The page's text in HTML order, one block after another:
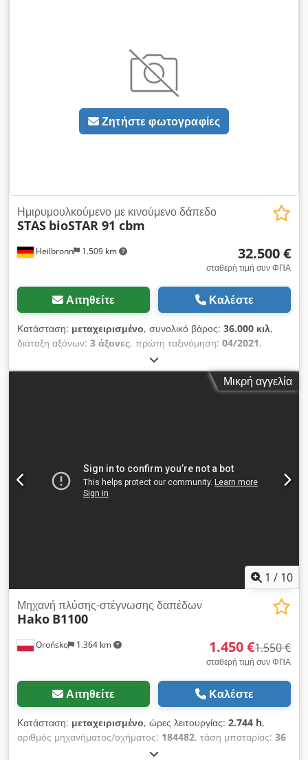
Dsdpfxsyutyrs Aiwock ● Αλουμινένιος συρόμενος τοίχος ●
υδραυλική κλειδαριά ● WABCO Smartboard ● ABS ● ALCOA
ζάντες ● Ελαστικά: 385/65 R 22.5 ● Μικτό βάρος: 35.000 kg ●
Βάρος χωρίς φορτίο: 7.700 kg! ● Συνολικό μήκος: 14.050 mm
● Εσωτερικές διαστάσεις (συμπ. χοάνης δημητριακών): 12.600
x 2.470 x 2.510 mm - Γερμανικό επικαθήμενο! - Πρώτο χέρι! -
TÜV / Έλεγχος: καινούργιος! Με επιφύλαξη λαθών και
Ζητήστε φωτογραφίες
Heilbronn 1.509 km
Ημιρυμουλκούμενο με κινούμενο δάπεδο
STAS bioSTAR 91 cbm
32.500 €
σταθερή τιμή συν ΦΠΑ
Αιτηθείτε Καλέστε
Κατάσταση: μεταχειρισμένο, συνολικό βάρος: 36.000 κιλ,
διάταξη αξόνων: 3 άξονες, πρώτη ταξινόμηση: 04/2021,
επόμενος τεχνικός έλεγχος (TÜV):
φόρτωσης:13.500 χιλ., πλάτος χώρου φόρτωσης:2.475 χιλ.,
, όγκος χώρου φόρτωσης:
Μικρή αγγελία
1 / 10
Orońsko 1.364 km
Μηχανή πλύσης-στέγνωσης δαπέδων
Hako B1100
1.450 €1.550 €
σταθερή τιμή συν ΦΠΑ
Αιτηθείτε Καλέστε
Κατάσταση: μεταχειρισμένο, ώρες λειτουργίας: 2.744 h,
αριθμός μηχανήματος/οχήματος: 184482, τάση μπαταρίας: 36
ηλεκτρικός, 184482 Αριθμός σειράς: